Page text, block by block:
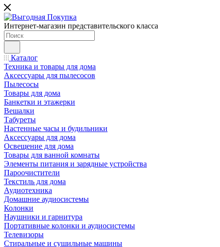
Интернет-магазин представительского класса
Каталог
Техника и товары для дома
Аксессуары для пылесосов
Пылесосы
Товары для дома
Банкетки и этажерки
Вешалки
Табуреты
Настенные часы и будильники
Аксессуары для дома
Освещение для дома
Товары для ванной комнаты
Элементы питания и зарядные устройства
Пароочистители
Текстиль для дома
Аудиотехника
Домашние аудиосистемы
Колонки
Наушники и гарнитура
Портативные колонки и аудиосистемы
Телевизоры
Стиральные и сушильные машины